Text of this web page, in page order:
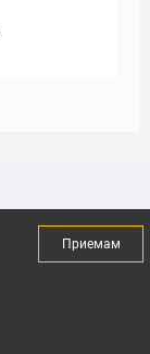
Приемам